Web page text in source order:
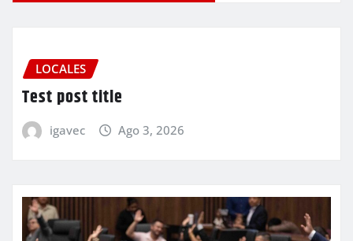
LOCALES
Test post title
igavec Ago 3, 2026